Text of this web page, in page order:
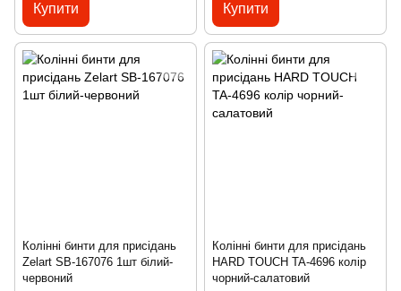
Купити Купити
Колінні бинти для присідань
Zelart SB-167076 1шт білий-
червоний
Колінні бинти для присідань
HARD TOUCH TA-4696 колір
чорний-салатовий